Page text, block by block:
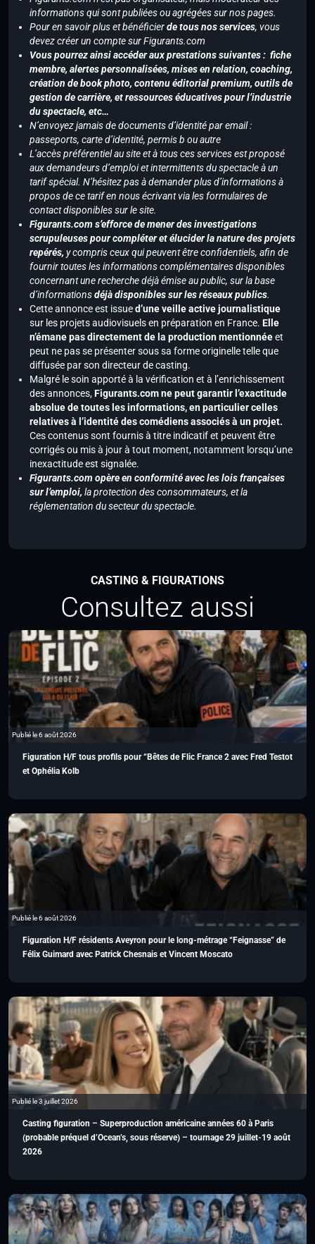
informations qui sont publiées ou agrégées sur nos pages.
Pour en savoir plus et bénéficierde tous nos services, vous
devez créer un compte sur Figurants.com
Vous pourrez ainsi accéder aux prestations suivantes : fiche
membre, alertes personnalisées, mises en relation, coaching,
création de book photo, contenu éditorial premium, outils de
gestion de carrière, et ressources éducatives pour l’industrie
du spectacle, etc…
N’envoyez jamais de documents d’identité par email :
passeports, carte d’identité, permis b ou autre
L’accès préférentiel au site et à tous ces services est proposé
aux demandeurs d’emploi et intermittents du spectacle à un
tarif spécial. N’hésitez pas à demander plus d’informations à
propos de ce tarif en nous écrivant via les formulaires de
contact disponibles sur le site.
Figurants.com s’efforce de mener des investigations
scrupuleuses pour compléter et élucider la nature des projets
repérés, y compris ceux qui peuvent être confidentiels, afin de
fournir toutes les informations complémentaires disponibles
concernant une recherche déjà émise au public, sur la base
d’informationsdéjà disponibles sur les réseaux publics.
Cette annonce est issued’une veille active journalistique
sur les projets audiovisuels en préparation en France. Elle
n’émane pas directement de la production mentionnéeet
peut ne pas se présenter sous sa forme originelle telle que
diffusée par son directeur de casting.
Malgré le soin apporté à la vérification et à l’enrichissement
des annonces,Figurants.com ne peut garantir l’exactitude
absolue de toutes les informations, en particulier celles
relatives à l’identité des comédiens associés à un projet.
Ces contenus sont fournis à titre indicatif et peuvent être
corrigés ou mis à jour à tout moment, notamment lorsqu’une
inexactitude est signalée.
Figurants.com opère en conformité avec les lois françaises
sur l’emploi, la protection des consommateurs, et la
réglementation du secteur du spectacle.
CASTING & FIGURATIONS
Consultez aussi
Publié le 6 août 2026
Figuration H/F tous profils pour “Bêtes de Flic France 2 avec Fred Testot
et Ophélia Kolb
Publié le 6 août 2026
Figuration H/F résidents Aveyron pour le long-métrage “Feignasse” de
Félix Guimard avec Patrick Chesnais et Vincent Moscato
Publié le 3 juillet 2026
Casting figuration – Superproduction américaine années 60 à Paris
(probable préquel d’Ocean’s, sous réserve) – tournage 29 juillet-19 août
2026